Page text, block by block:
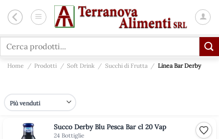
Cerca:
Home / Prodotti / Soft Drink / Succhi di Frutta / Linea Bar Derby
Succo Derby Blu Pesca Bar cl 20 Vap
24 Bottiglie